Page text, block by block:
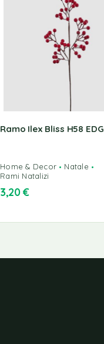
Ramo Ilex Bliss H58 EDG
Home & Decor
Natale
Rami Natalizi
3,20€